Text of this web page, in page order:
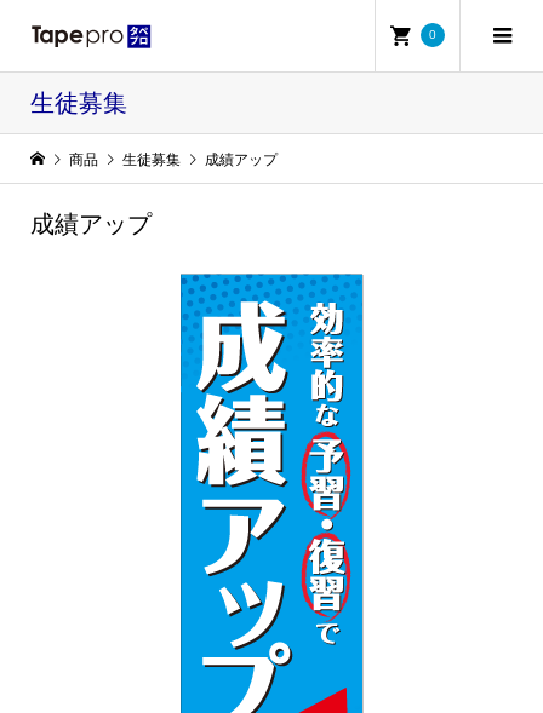
0
生徒募集
商品 生徒募集 成績アップ
成績アップ